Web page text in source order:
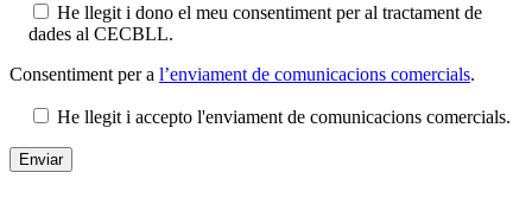
He llegit i dono el meu consentiment per al tractament de
dades al CECBLL.
Consentiment per a l’enviament de comunicacions comercials.
He llegit i accepto l'enviament de comunicacions comercials.